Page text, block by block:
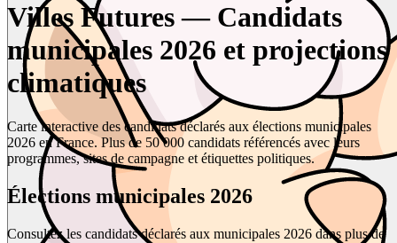
Villes Futures — Candidats
municipales 2026 et projections
climatiques
Carte interactive des candidats déclarés aux élections municipales
2026 en France. Plus de 50 000 candidats référencés avec leurs
programmes, sites de campagne et étiquettes politiques.
Élections municipales 2026
Consultez les candidats déclarés aux municipales 2026 dans plus de